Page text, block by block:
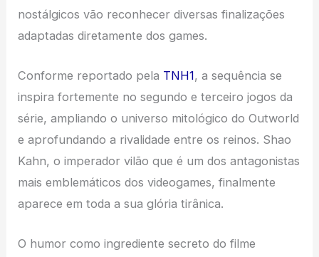
nostálgicos vão reconhecer diversas finalizações
adaptadas diretamente dos games.
Conforme reportado pela TNH1, a sequência se
inspira fortemente no segundo e terceiro jogos da
série, ampliando o universo mitológico do Outworld
e aprofundando a rivalidade entre os reinos. Shao
Kahn, o imperador vilão que é um dos antagonistas
mais emblemáticos dos videogames, finalmente
aparece em toda a sua glória tirânica.
O humor como ingrediente secreto do filme